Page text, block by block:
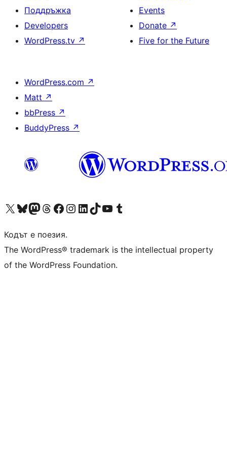
Поддръжка
Developers
WordPress.tv ↗
Events
Donate ↗
Five for the Future
WordPress.com ↗
Matt ↗
bbPress ↗
BuddyPress ↗
Visit our X (formerly Twitter) account
Visit our Bluesky account
Visit our Mastodon account
Visit our Threads account
Посетете нашата страница във Facebook
Посетете нашия профил в Instagram
Посетете нашия профил в LinkedIn
Visit our TikTok account
Visit our YouTube channel
Visit our Tumblr account
Кодът е поезия.
The WordPress® trademark is the intellectual property
of the WordPress Foundation.